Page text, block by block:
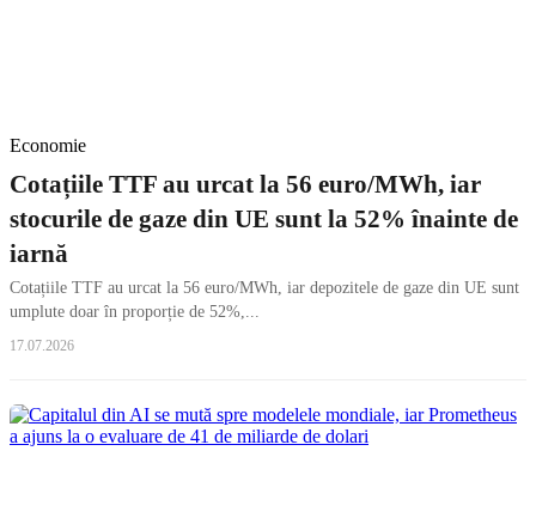
Economie
Cotațiile TTF au urcat la 56 euro/MWh, iar
stocurile de gaze din UE sunt la 52% înainte de
iarnă
Cotațiile TTF au urcat la 56 euro/MWh, iar depozitele de gaze din UE sunt
umplute doar în proporție de 52%,...
17.07.2026